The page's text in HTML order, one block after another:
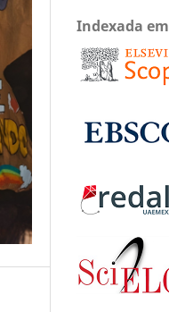
Indexada em